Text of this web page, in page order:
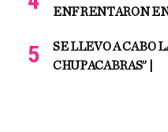
ENFRENTARON
SE LLEVO A CABO
CHUPACABRAS” |